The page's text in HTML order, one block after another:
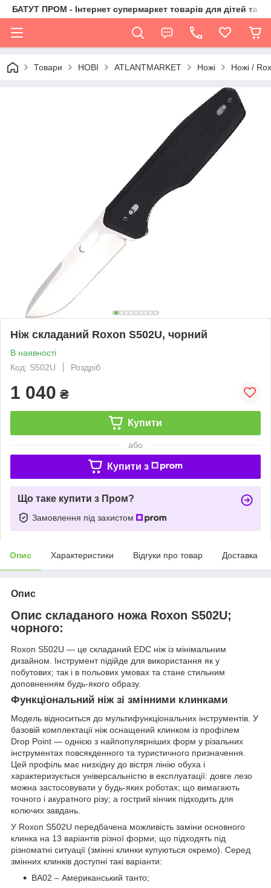
БАТУТ ПРОМ - Інтернет супермаркет товарів для дітей та їх
Товари НОВІ ATLANTMARKET Ножі Ножі /
Ніж складаний Roxon S502U, чорний
В наявності
Код: S502U
Роздріб
1 040 ₴
Купити
або
Купити з
Що таке купити з Пром?
Замовлення під захистом
Опис Характеристики Відгуки про товар Доставка
Опис
Опис складаного ножа Roxon S502U;
чорного:
Roxon S502U — це складаний EDC ніж із мінімальним
дизайном. Інструмент підійде для використання як у
побутових; так і в польових умовах та стане стильним
доповненням будь-якого образу.
Функціональний ніж зі змінними клинками
Модель відноситься до мультифункціональних інструментів. У
базовій комплектації ніж оснащений клинком із профілем
Drop Point — однією з найпопулярніших форм у різальних
інструментах повсякденного та туристичного призначення.
Цей профіль має низхідну до вістря лінію обуха і
характеризується універсальністю в експлуатації: довге лезо
можна застосовувати у будь-яких роботах; що вимагають
точного і акуратного різу; а гострий кінчик підходить для
колючих завдань.
У Roxon S502U передбачена можливість заміни основного
клинка на 13 варіантів різної форми; що підходять під
різноматні ситуації (змінні клинки купуються окремо). Серед
змінних клинків доступні такі варіанти:
BA02 – Американський танто;